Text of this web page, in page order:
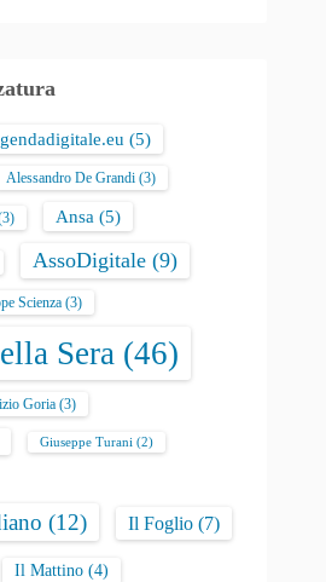
(5)
Alessandro De Grandi (3)
Ansa (5)
AssoDigitale (9)
Scienza (3)
Sera (46)
Goria (3)
Giuseppe Turani (2)
(12) Il Foglio (7)
Il Mattino (4)